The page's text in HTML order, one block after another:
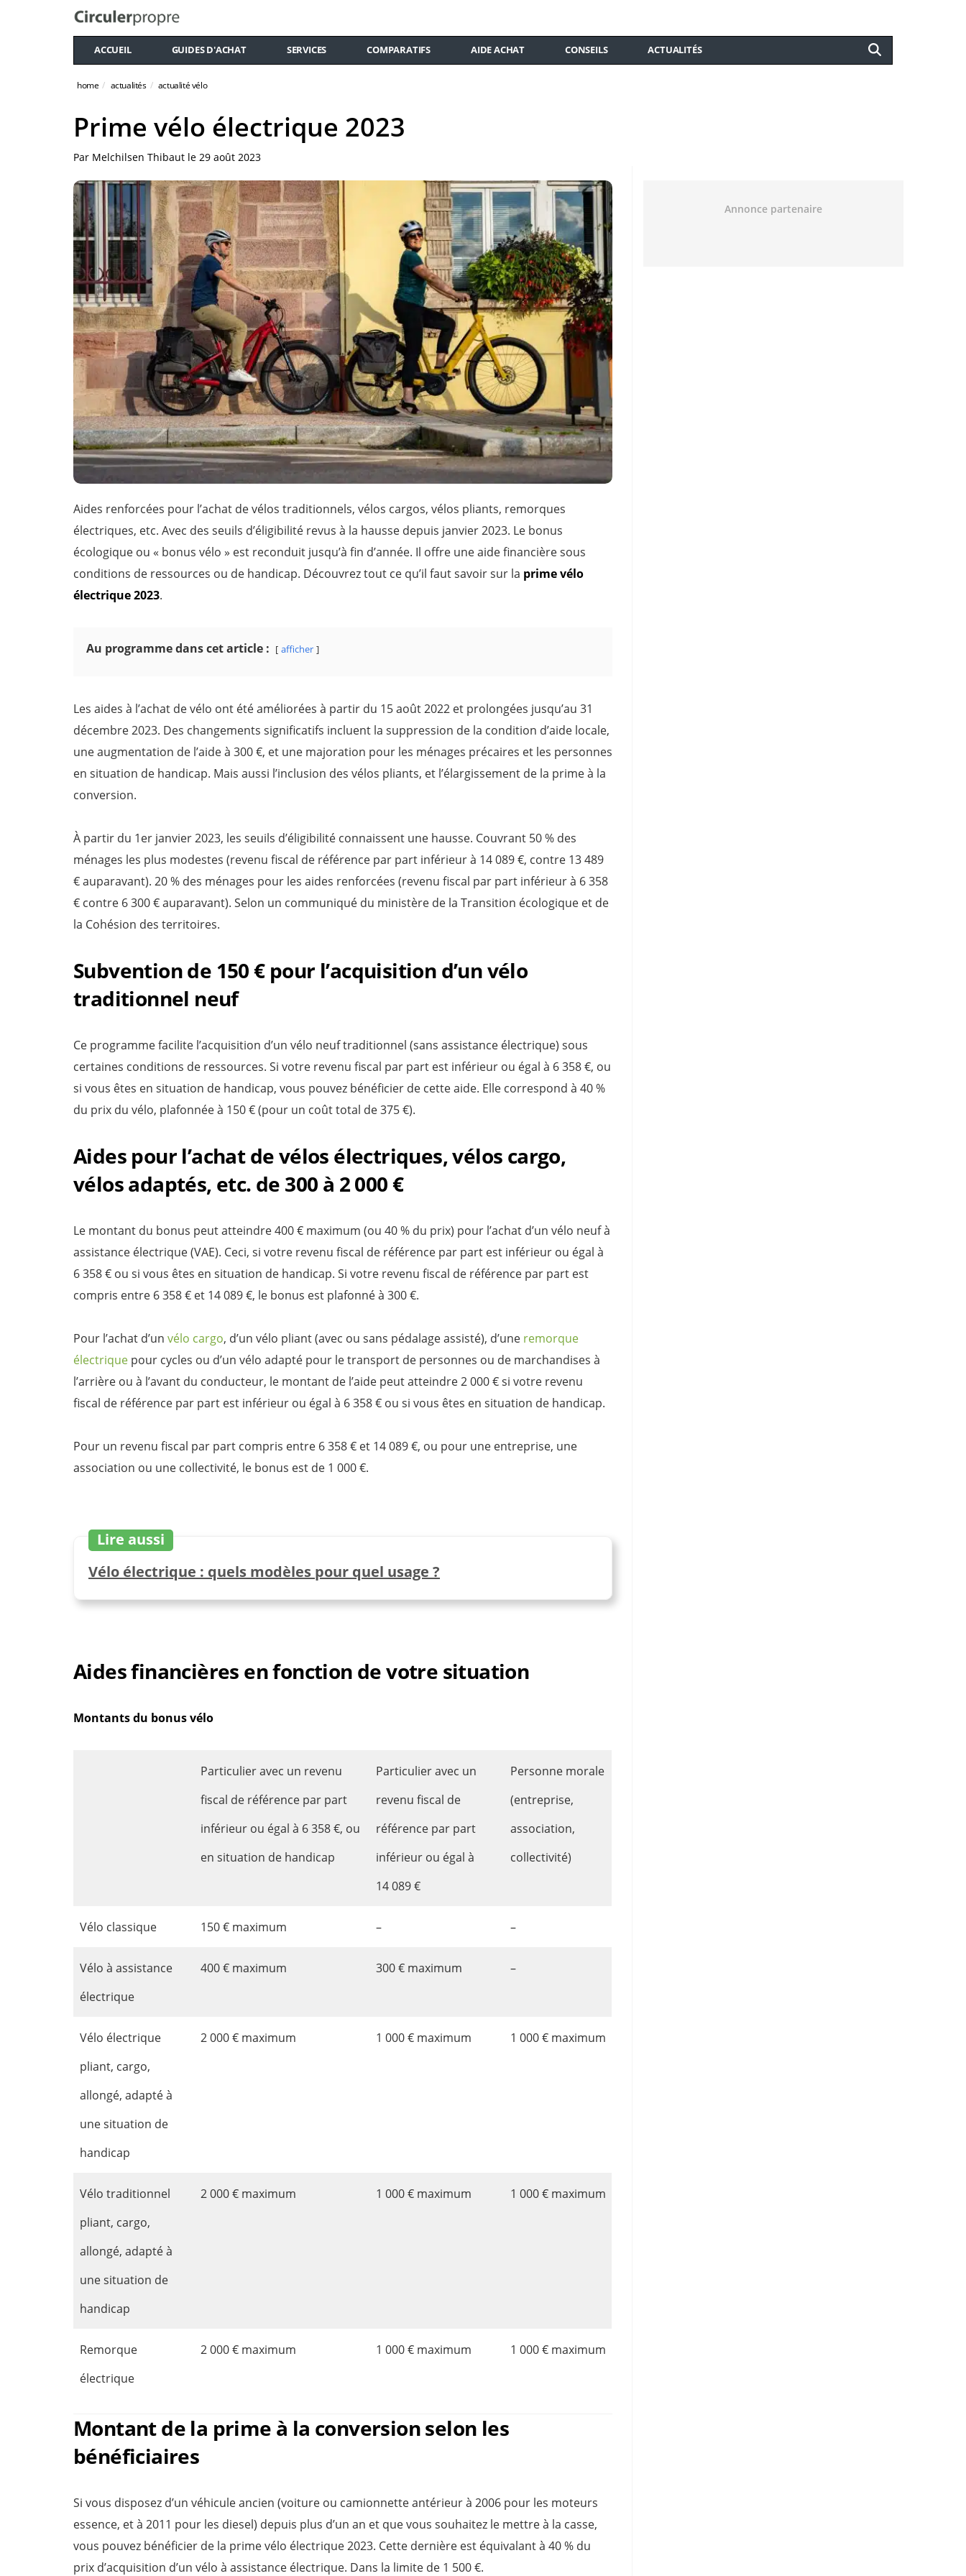
ACCUEIL GUIDES D'ACHAT SERVICES COMPARATIFS AIDE ACHAT CONSEILS ACTUALITÉS
home actualités actualité vélo
Prime vélo électrique 2023
Par Melchilsen Thibaut le 29 août 2023
Aides renforcées pour l’achat de vélos traditionnels, vélos cargos, vélos pliants, remorques
électriques, etc. Avec des seuils d’éligibilité revus à la hausse depuis janvier 2023. Le bonus
écologique ou « bonus vélo » est reconduit jusqu’à fin d’année. Il offre une aide financière sous
conditions de ressources ou de handicap. Découvrez tout ce qu’il faut savoir sur la prime vélo
électrique 2023.
Au programme dans cet article : afficher
Les aides à l’achat de vélo ont été améliorées à partir du 15 août 2022 et prolongées jusqu’au 31
décembre 2023. Des changements significatifs incluent la suppression de la condition d’aide locale,
une augmentation de l’aide à 300 €, et une majoration pour les ménages précaires et les personnes
en situation de handicap. Mais aussi l’inclusion des vélos pliants, et l’élargissement de la prime à la
conversion.
À partir du 1er janvier 2023, les seuils d’éligibilité connaissent une hausse. Couvrant 50 % des
ménages les plus modestes (revenu fiscal de référence par part inférieur à 14 089 €, contre 13 489
€ auparavant). 20 % des ménages pour les aides renforcées (revenu fiscal par part inférieur à 6 358
€ contre 6 300 € auparavant). Selon un communiqué du ministère de la Transition écologique et de
la Cohésion des territoires.
Subvention de 150 € pour l’acquisition d’un vélo
traditionnel neuf
Ce programme facilite l’acquisition d’un vélo neuf traditionnel (sans assistance électrique) sous
certaines conditions de ressources. Si votre revenu fiscal par part est inférieur ou égal à 6 358 €, ou
si vous êtes en situation de handicap, vous pouvez bénéficier de cette aide. Elle correspond à 40 %
du prix du vélo, plafonnée à 150 € (pour un coût total de 375 €).
Aides pour l’achat de vélos électriques, vélos cargo,
vélos adaptés, etc. de 300 à 2 000 €
Le montant du bonus peut atteindre 400 € maximum (ou 40 % du prix) pour l’achat d’un vélo neuf à
assistance électrique (VAE). Ceci, si votre revenu fiscal de référence par part est inférieur ou égal à
6 358 € ou si vous êtes en situation de handicap. Si votre revenu fiscal de référence par part est
compris entre 6 358 € et 14 089 €, le bonus est plafonné à 300 €.
Pour l’achat d’un vélo cargo, d’un vélo pliant (avec ou sans pédalage assisté), d’une remorque
électrique pour cycles ou d’un vélo adapté pour le transport de personnes ou de marchandises à
l’arrière ou à l’avant du conducteur, le montant de l’aide peut atteindre 2 000 € si votre revenu
fiscal de référence par part est inférieur ou égal à 6 358 € ou si vous êtes en situation de handicap.
Pour un revenu fiscal par part compris entre 6 358 € et 14 089 €, ou pour une entreprise, une
association ou une collectivité, le bonus est de 1 000 €.
Lire aussi
Vélo électrique : quels modèles pour quel usage ?
Aides financières en fonction de votre situation
Montants du bonus vélo
Particulier avec un revenu
fiscal de référence par part
inférieur ou égal à 6 358 €, ou
en situation de handicap
Particulier avec un
revenu fiscal de
référence par part
inférieur ou égal à
14 089 €
Personne morale
(entreprise,
association,
collectivité)
Vélo classique 150 € maximum – –
Vélo à assistance
électrique
400 € maximum 300 € maximum –
Vélo électrique
pliant, cargo,
allongé, adapté à
une situation de
handicap
2 000 € maximum 1 000 € maximum 1 000 € maximum
Vélo traditionnel
pliant, cargo,
allongé, adapté à
une situation de
handicap
2 000 € maximum 1 000 € maximum 1 000 € maximum
Remorque
électrique
2 000 € maximum 1 000 € maximum 1 000 € maximum
Montant de la prime à la conversion selon les
bénéficiaires
Si vous disposez d’un véhicule ancien (voiture ou camionnette antérieur à 2006 pour les moteurs
essence, et à 2011 pour les diesel) depuis plus d’un an et que vous souhaitez le mettre à la casse,
vous pouvez bénéficier de la prime vélo électrique 2023. Cette dernière est équivalant à 40 % du
prix d’acquisition d’un vélo à assistance électrique. Dans la limite de 1 500 €.
Annonce partenaire